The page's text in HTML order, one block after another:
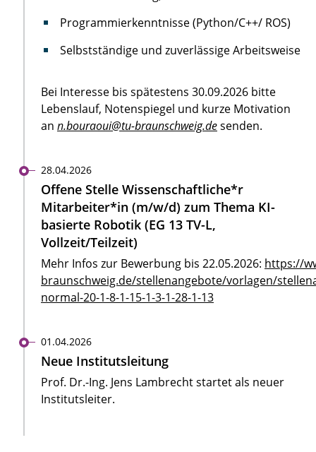
Programmierkenntnisse (Python/C++/ ROS)
Selbstständige und zuverlässige Arbeitsweise
Bei Interesse bis spätestens 30.09.2026 bitte
Lebenslauf, Notenspiegel und kurze Motivation
an n.bouraoui@tu-braunschweig.desenden.
28.04.2026
Offene Stelle Wissenschaftliche*r
Mitarbeiter*in (m/w/d) zum Thema KI-
basierte Robotik (EG 13 TV-L,
Vollzeit/Teilzeit)
Mehr Infos zur Bewerbung bis 22.05.2026: https://
braunschweig.de/stellenangebote/vorlagen/
normal-20-1-8-1-15-1-3-1-28-1-13
01.04.2026
Neue Institutsleitung
Prof. Dr.-Ing. Jens Lambrecht startet als neuer
Institutsleiter.